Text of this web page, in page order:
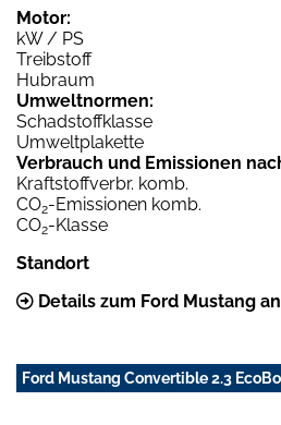
Motor:
kW / PS
Treibstoff
Hubraum
Umweltnormen:
Schadstoffklasse
Umweltplakette
Verbrauch und Emissionen
Kraftstoffverbr. komb.
CO2-Emissionen komb.
CO2-Klasse
Standort
Details zum Ford Mustang
Ford Mustang Convertible 2.3